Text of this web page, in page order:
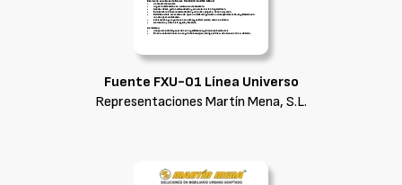
Fuente FXU-01 Línea Universo
Representaciones Martín Mena, S.L.